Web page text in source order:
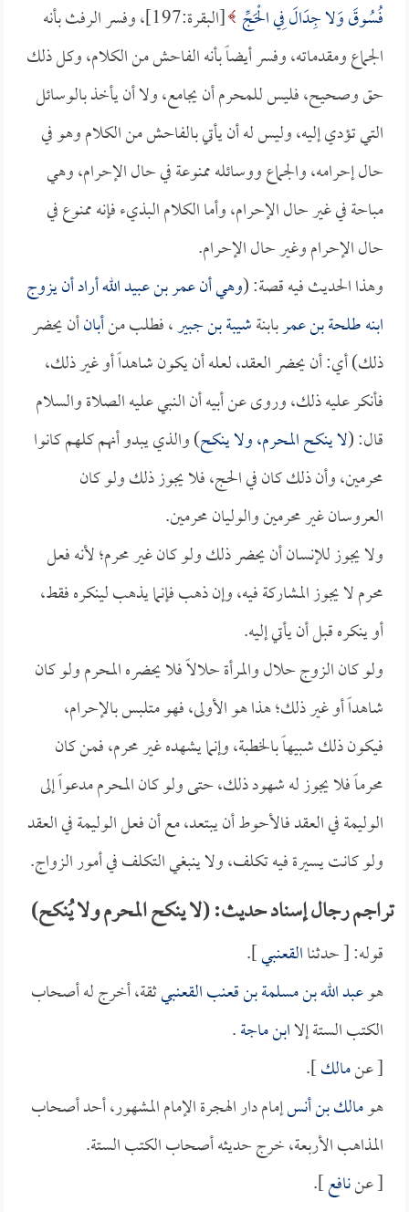
فُسُوقَ وَلا جِدَالَ فِي الْحَجِّ
[البقرة:197]، وفسر الرفث بأنه
الجماع ومقدماته، وفسر أيضاً بأنه الفاحش من الكلام، وكل ذلك
حق وصحيح، فليس للمحرم أن يجامع، ولا أن يأخذ بالوسائل
التي تؤدي إليه، وليس له أن يأتي بالفاحش من الكلام وهو في
حال إحرامه، والجماع ووسائله ممنوعة في حال الإحرام، وهي
مباحة في غير حال الإحرام، وأما الكلام البذيء فإنه ممنوع في
حال الإحرام وغير حال الإحرام.
وهذا الحديث فيه قصة: (وهي أنعمر بن عبيد اللهأراد أن يزوج
ابنهطلحة بن عمربابنةشيبة بن جبير، فطلب منأبانأن يحضر
ذلك) أي: أن يحضر العقد، لعله أن يكون شاهداً أو غير ذلك،
فأنكر عليه ذلك، وروى عن أبيه أن النبي عليه الصلاة والسلام
قال: (لا ينكح المحرم، ولا ينكح) والذي يبدو أنهم كلهم كانوا
محرمين، وأن ذلك كان في الحج، فلا يجوز ذلك ولو كان
العروسان غير محرمين والوليان محرمين.
ولا يجوز للإنسان أن يحضر ذلك ولو كان غير محرم؛ لأنه فعل
محرم لا يجوز المشاركة فيه، وإن ذهب فإنما يذهب لينكره فقط،
أو ينكره قبل أن يأتي إليه.
ولو كان الزوج حلال والمرأة حلالاً فلا يحضره المحرم ولو كان
شاهداً أو غير ذلك؛ هذا هو الأولى، فهو متلبس بالإحرام،
فيكون ذلك شبيهاً بالخطبة، وإنما يشهده غير محرم، فمن كان
محرماً فلا يجوز له شهود ذلك، حتى ولو كان المحرم مدعواً إلى
الوليمة في العقد فالأحوط أن يبتعد، مع أن فعل الوليمة في العقد
ولو كانت يسيرة فيه تكلف، ولا ينبغي التكلف في أمور الزواج.
تراجم رجال إسناد حديث: (لا ينكح المحرم ولا يُنكح)
قوله: [ حدثناالقعنبي].
هوعبد الله بن مسلمة بن قعنب القعنبيثقة، أخرج له أصحاب
الكتب الستة إلاابن ماجة.
[ عنمالك].
هومالك بن أنسإمام دار الهجرة الإمام المشهور، أحد أصحاب
المذاهب الأربعة، خرج حديثه أصحاب الكتب الستة.
[ عننافع].